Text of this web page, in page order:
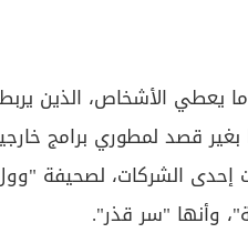
ما يعطي الأشخاص، الذين
بغير قصد لمطوري برامج
الشركات، لصحيفة
وأنها "سر قذر".